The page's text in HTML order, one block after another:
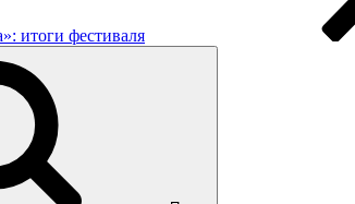
итоги фестиваля